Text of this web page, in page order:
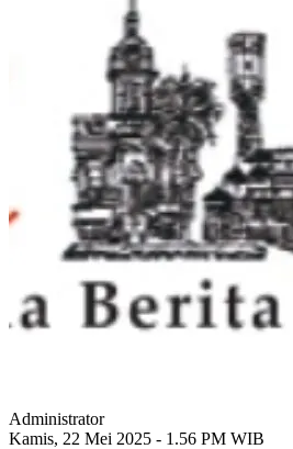
Administrator
Kamis, 22 Mei 2025 - 1.56 PM WIB